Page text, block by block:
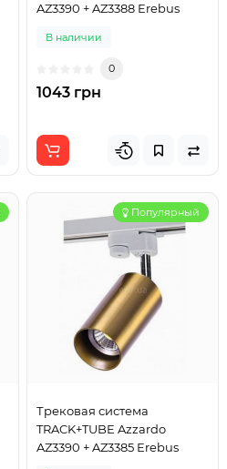
AZ3390 + AZ3388 Erebus
В наличии
0
1043 грн
Популярный
Трековая система
TRACK+TUBE Azzardo
AZ3390 + AZ3385 Erebus